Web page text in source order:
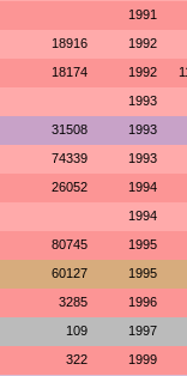
1991
18916 1992
18174 1992
1993
31508 1993
74339 1993
26052 1994
1994
80745 1995
60127 1995
3285 1996
109 1997
322 1999